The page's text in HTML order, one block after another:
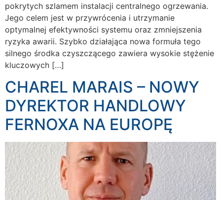
pokrytych szlamem instalacji centralnego ogrzewania.
Jego celem jest w przywrócenia i utrzymanie
optymalnej efektywności systemu oraz zmniejszenia
ryzyka awarii. Szybko działająca nowa formuła tego
silnego środka czyszczącego zawiera wysokie stężenie
kluczowych […]
CHAREL MARAIS – NOWY
DYREKTOR HANDLOWY
FERNOXA NA EUROPĘ